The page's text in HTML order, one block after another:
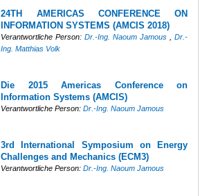
24TH AMERICAS CONFERENCE ON
INFORMATION SYSTEMS (AMCIS 2018)
Verantwortliche Person:Dr.-Ing. Naoum Jamous ,Dr.-
Ing. Matthias Volk
Die 2015 Americas Conference on
Information Systems (AMCIS)
Verantwortliche Person:Dr.-Ing. Naoum Jamous
3rd International Symposium on Energy
Challenges and Mechanics (ECM3)
Verantwortliche Person:Dr.-Ing. Naoum Jamous